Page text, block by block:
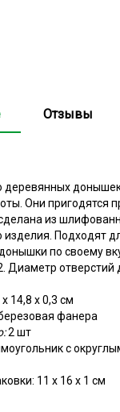
Отзывы
донышек
Они пригодятся
из
изделия. Подходят
по своему
Диаметр отверстий
х 14,8 х 0,3 см
фанера
2 шт
с
11 х 16 х 1 см